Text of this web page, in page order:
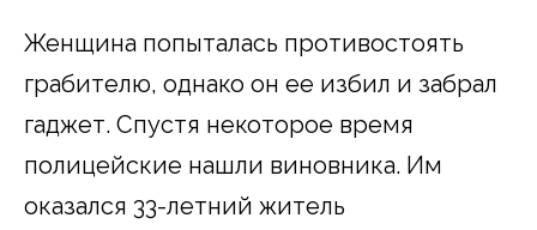
Женщина попыталась противостоять
грабителю, однако он ее избил и забрал
гаджет. Спустя некоторое время
полицейские нашли виновника. Им
оказался 33-летний житель